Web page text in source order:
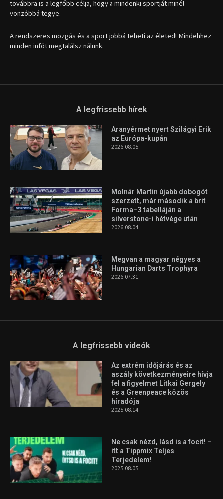
továbbra is a legfőbb célja, hogy a mindenki sportját minél
vonzóbbá tegye.
A rendszeres mozgás és a sport jobbá teheti az életed! Mindehhez
minden infót megtalálsz nálunk.
A legfrissebb hírek
Aranyérmet nyert Szilágyi Erik
az Európa-kupán
2026.08.05.
Molnár Martin újabb dobogót
szerzett, már második a brit
Forma–3 tabelláján a
silverstone-i hétvége után
2026.08.04.
Megvan a magyar négyes a
Hungarian Darts Trophyra
2026.07.31.
A legfrissebb videók
Az extrém időjárás és az
aszály következményeire hívja
fel a figyelmet Litkai Gergely
és a Greenpeace közös
híradója
2025.08.14.
Ne csak nézd, lásd is a focit! –
itt a Tippmix Teljes
Terjedelem!
2025.08.05.